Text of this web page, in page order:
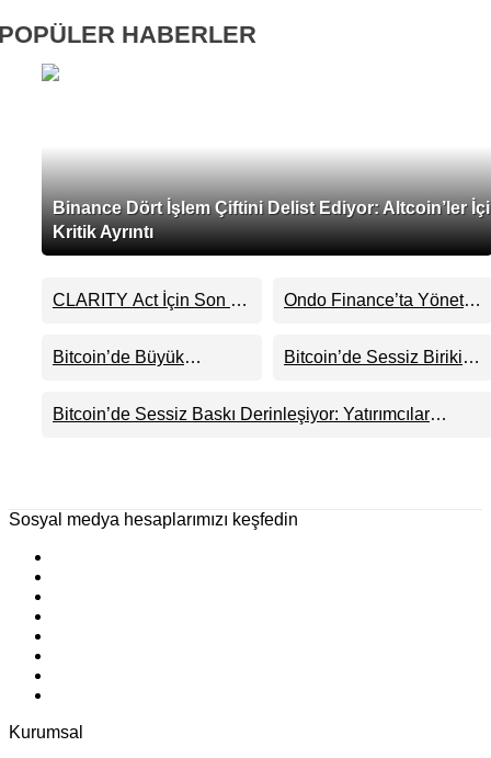
HABERLER
Binance Dört İşlem Çiftini Delist Ediyor: Altcoin’ler
Kritik Ayrıntı
CLARITY Act İçin Son 24
Kripto Para Piyasasının
Beklentisini Bozabilir
Ondo Finance’ta Yönetim
Milyarlarca Dolarlık
Taşındı
Bitcoin’de Büyük
Yatırımcı Satışta: Piyasa
Bitcoin’de Sessiz Birikim
Milyar Dolarlık BTC
Toplarken ETF’lere 750
Bitcoin’de Sessiz Baskı Derinleşiyor: Yatırımcılar
Sosyal medya hesaplarımızı keşfedin
Kurumsal